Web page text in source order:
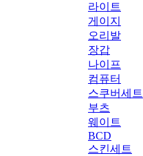
라이트
게이지
오리발
장갑
나이프
컴퓨터
스쿠버세트
부츠
웨이트
BCD
스킨세트